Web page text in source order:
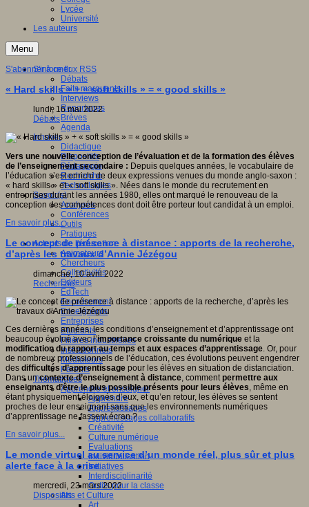
Lycée
Université
Les auteurs
Menu
S'informer
Débats
Faits marquants
Interviews
Reportages
Brèves
Agenda
Innover
Didactique
Dispositifs
Pédagogie
Recherche
Technologies
Savoir(s)
Analyses
Conférences
Outils
Pratiques
Acteurs de l'éducation
Animateurs
Chercheurs
Collectivités
Editeurs
EdTech
Encadrement
Enseignants
Entreprises
Etudiants
Filières industrielles
Institutionnels
Médiateurs
Parents
Thématiques
Apprendre et enseigner
Apprendre
Apprentissages
Apprentissages collaboratifs
Créativité
Culture numérique
Evaluations
Individualisation
Initiatives
Interdisciplinarité
Outils pour la classe
Arts et Culture
Art
S'abonner à ce flux RSS
« Hard skills » + « soft skills » = « good skills »
lundi, 16 mai 2022
Débats
Vers une nouvelle conception de l’évaluation et de la formation des élèves
de l’enseignement secondaire : Depuis quelques années, le vocabulaire de
l’éducation s’est enrichi de deux expressions venues du monde anglo-saxon :
« hard skills » et « soft skills ». Nées dans le monde du recrutement en
entreprises durant les années 1980, elles ont marqué le renouveau de la
conception des compétences dont doit être porteur tout candidat à un emploi.
En savoir plus...
Le concept de présence à distance : apports de la recherche,
d’après les travaux d’Annie Jézégou
dimanche, 10 avril 2022
Recherche
Ces dernières années, les conditions d’enseignement et d’apprentissage ont
beaucoup évolué avec l’importance croissante du numérique et la
modification du rapport au temps et aux espaces d’apprentissage. Or, pour
de nombreux professionnels de l’éducation, ces évolutions peuvent engendrer
des difficultés d’apprentissage pour les élèves en situation de distanciation.
Dans uncontexte d’enseignement à distance, commentpermettre aux
enseignants d’être le plus possible présents pour leurs élèves, même en
étant physiquement éloignés d’eux, et qu’en retour, les élèves se sentent
proches de leur enseignant sans que les environnements numériques
d’apprentissage ne fassent écran ?
En savoir plus...
Le monde virtuel au service d’un monde réel, plus sûr et plus
alerte face à la crise
mercredi, 23 mars 2022
Dispositifs